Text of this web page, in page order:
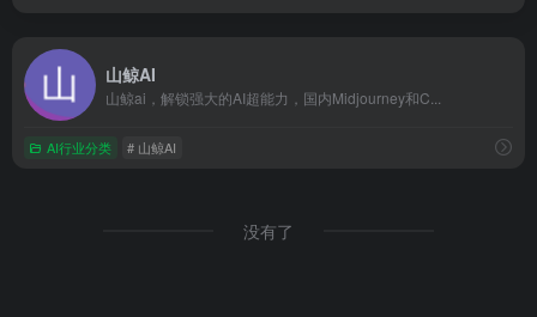
山鲸AI
山鲸ai，解锁强大的AI超能力，国内Midjourney和C...
AI行业分类 # 山鲸AI
没有了